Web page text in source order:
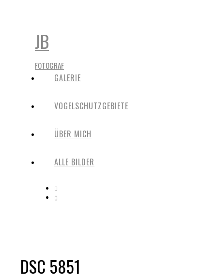
JB
FOTOGRAF
GALERIE
VOGELSCHUTZGEBIETE
ÜBER MICH
ALLE BILDER
DSC 5851